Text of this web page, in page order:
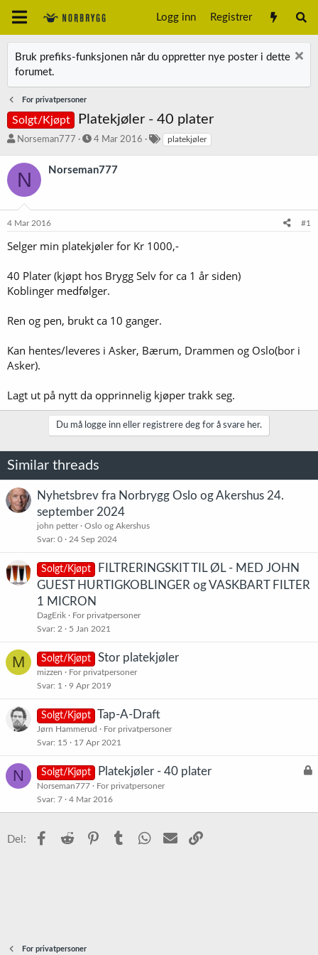
Logg inn Registrer
Bruk prefiks-funksjonen når du oppretter nye poster i dette
forumet.
For privatpersoner
Solgt/Kjøpt Platekjøler - 40 plater
T
å
d
s
r
t
e
Norseman777
S
r
o
4 Mar 2016 platekjøler
N Norseman777
4 Mar 2016 #1
Selger min platekjøler for Kr 1000,-
40 Plater (kjøpt hos Brygg Selv for ca 1 år siden)
Koblinger medfølger.
Ren og pen, brukt ca 10 ganger.
Kan hentes/leveres i Asker, Bærum, Drammen og Oslo(bor i
Asker).
Lagt ut på nytt da opprinnelig kjøper trakk seg.
Du må logge inn eller registrere deg for å svare her.
Similar threads
Nyhetsbrev fra Norbrygg Oslo og Akershus 24.
september 2024
john petter
Oslo og Akershus
Svar 0 24 Sep 2024
Solgt/Kjøpt
FILTRERINGSKIT TIL ØL - MED JOHN
GUEST HURTIGKOBLINGER og VASKBART FILTER
1 MICRON
DagErik
For privatpersoner
Svar 2 5 Jan 2021
M Solgt/Kjøpt Stor platekjøler
mizzen
For privatpersoner
Svar 1 9 Apr 2019
Solgt/Kjøpt Tap-A-Draft
Jørn Hammerud
For privatpersoner
Svar 15 17 Apr 2021
N
L
t
Solgt/Kjøpt Platekjøler - 40 plater
Norseman777
For privatpersoner
Svar 7 4 Mar 2016
Del: Facebook
Reddit PinterestTumblr WhatsApp
E-post
For privatpersoner